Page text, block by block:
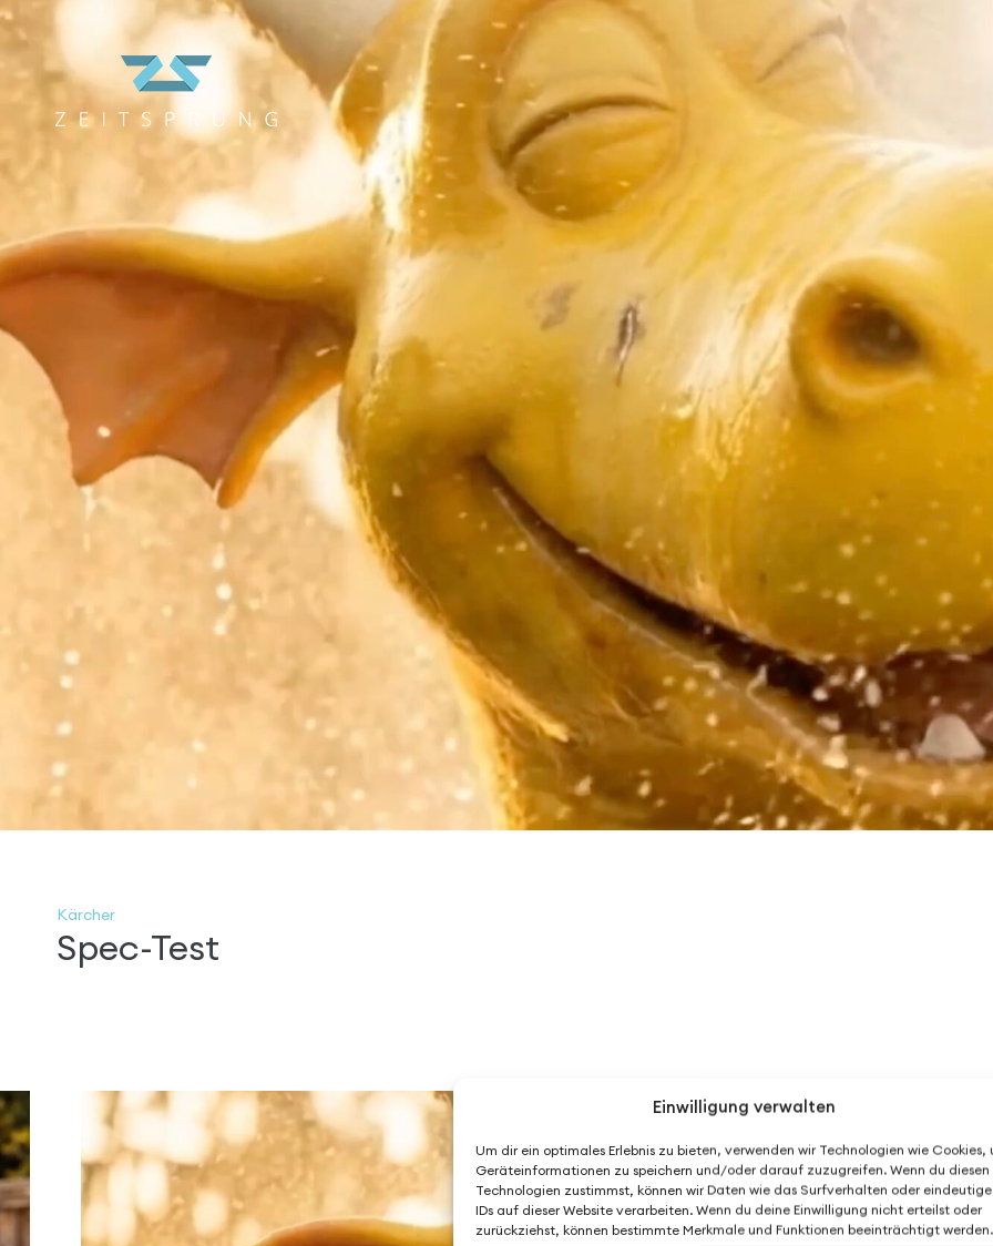
Einwilligung verwalten
Um dir ein optimales Erlebnis zu bieten, verwenden wir Technologien wie Cookies,
Geräteinformationen zu speichern und/oder darauf zuzugreifen. Wenn du diesen
Technologien zustimmst, können wir Daten wie das Surfverhalten oder eindeutige
IDs auf dieser Website verarbeiten. Wenn du deine Einwilligung nicht erteilst oder
zurückziehst, können bestimmte Merkmale und Funktionen beeinträchtigt werden.
Kärcher
Spec-Test